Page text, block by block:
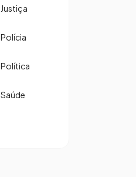
Justiça
Polícia
Política
Saúde